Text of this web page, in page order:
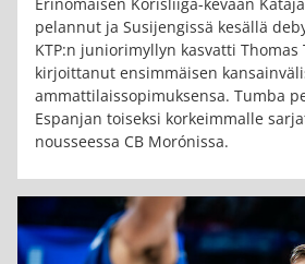
Erinomaisen Korisliiga-kevään
pelannut ja Susijengissä kesällä
KTP:n juniorimyllyn kasvatti Thomas
kirjoittanut ensimmäisen
ammattilaissopimuksensa. Tumba
Espanjan toiseksi korkeimmalle
nousseessa CB Morónissa.